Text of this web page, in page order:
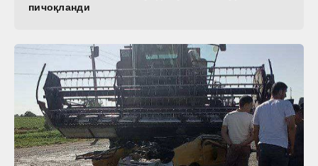
пичоқланди